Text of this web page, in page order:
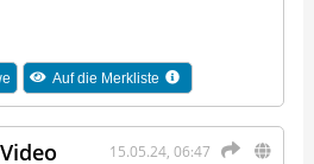
Auf die Merkliste
15.05.24, 06:47